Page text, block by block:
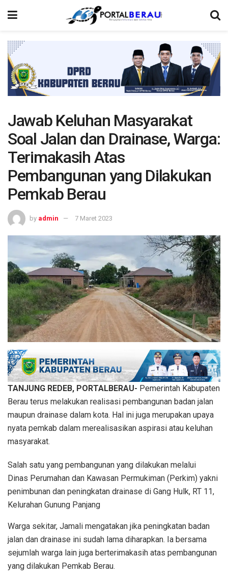
Jawab Keluhan Masyarakat
Soal Jalan dan Drainase, Warga:
Terimakasih Atas
Pembangunan yang Dilakukan
Pemkab Berau
by admin 7 Maret 2023
TANJUNG REDEB, PORTALBERAU- Pemerintah Kabupaten
Berau terus melakukan realisasi pembangunan badan jalan
maupun drainase dalam kota. Hal ini juga merupakan upaya
nyata pemkab dalam merealisasikan aspirasi atau keluhan
masyarakat.
Salah satu yang pembangunan yang dilakukan melalui
Dinas Perumahan dan Kawasan Permukiman (Perkim) yakni
penimbunan dan peningkatan drainase di Gang Hulk, RT 11,
Kelurahan Gunung Panjang
Warga sekitar, Jamali mengatakan jika peningkatan badan
jalan dan drainase ini sudah lama diharapkan. Ia bersama
sejumlah warga lain juga berterimakasih atas pembangunan
yang dilakukan Pemkab Berau.